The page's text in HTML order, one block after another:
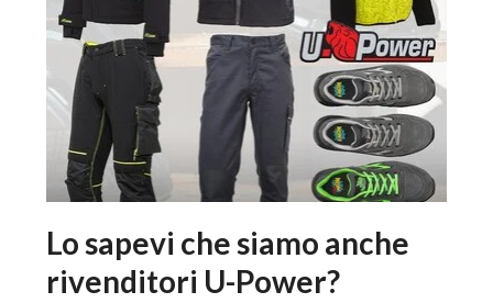
Lo sapevi che siamo anche
rivenditori U-Power?